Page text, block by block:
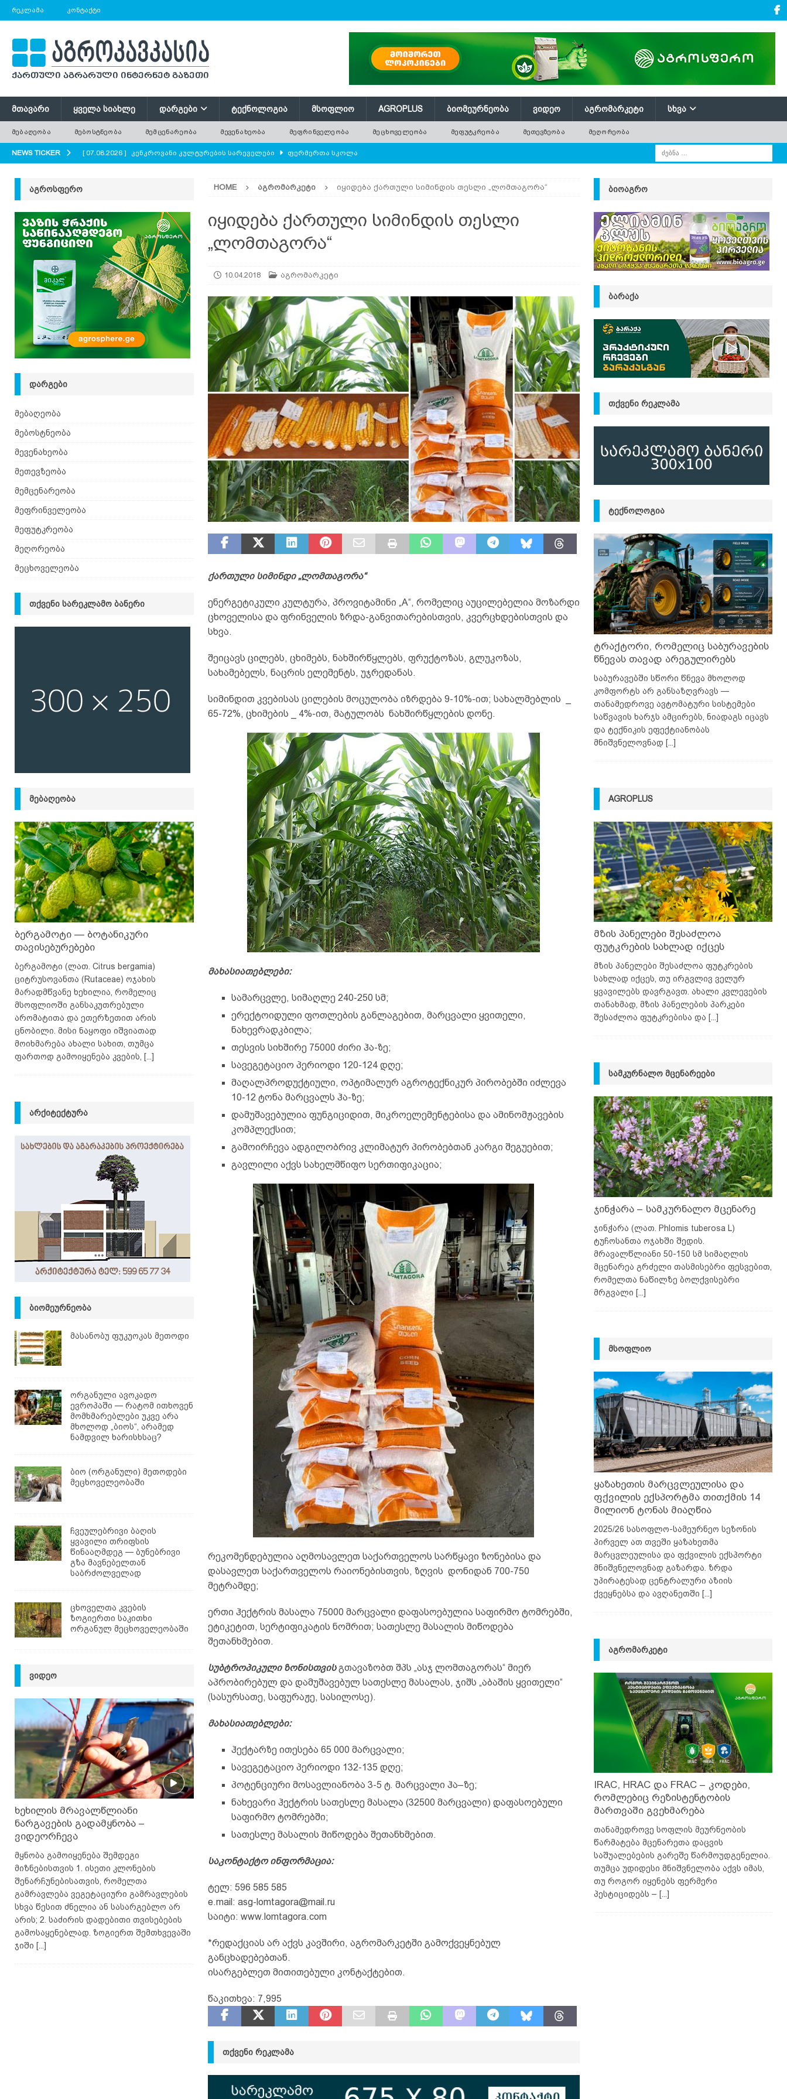
ᲠᲔᲙᲚᲐᲛᲐ ᲙᲝᲜᲢᲐᲥᲢᲘ
ᲛᲗᲐᲕᲐᲠᲘ ᲧᲕᲔᲚᲐ ᲡᲘᲐᲮᲚᲔ ᲓᲐᲠᲒᲔᲑᲘ ᲢᲔᲥᲜᲝᲚᲝᲒᲘᲐ ᲛᲡᲝᲤᲚᲘᲝ AGROPLUS ᲑᲘᲝᲛᲔᲣᲠᲜᲔᲝᲑᲐ ᲕᲘᲓᲔᲝ ᲐᲒᲠᲝᲛᲐᲠᲙᲔᲢᲘ ᲡᲮᲕᲐ
ᲛᲔᲑᲐᲦᲔᲝᲑᲐ ᲛᲔᲑᲝᲡᲢᲜᲔᲝᲑᲐ ᲛᲔᲛᲪᲔᲜᲐᲠᲔᲝᲑᲐ ᲛᲔᲕᲔᲜᲐᲮᲔᲝᲑᲐ ᲛᲔᲤᲠᲘᲜᲕᲔᲚᲔᲝᲑᲐ ᲛᲔᲪᲮᲝᲕᲔᲚᲔᲝᲑᲐ ᲛᲔᲤᲣᲢᲙᲠᲔᲝᲑᲐ ᲛᲔᲗᲔᲕᲖᲔᲝᲑᲐ ᲛᲔᲦᲝᲠᲔᲝᲑᲐ
NEWS TICKER [ 07.08.2026 ] კენკროვანი კულტურების სარეველები ᲤᲔᲠᲛᲔᲠᲗᲐ ᲡᲙᲝᲚᲐ
რატომ ტოვებენ ფერმერები მინდორში გამხმარ ხეებს? AGROPLUS
[ 07.08.2026 ] გნოლის ბიოლოგიური თავისებურებები და პროდუქტიულობა ᲛᲔᲤᲠᲘᲜᲕᲔᲚᲔᲝᲑᲐ
[ 07.08.2026 ] პოლონეთში ხილის მოსავლის მნიშვნელოვან შემცირებას პროგნოზირებენ
HOME ᲐᲒᲠᲝᲛᲐᲠᲙᲔᲢᲘ იყიდება ქართული სიმინდის თესლი „ლომთაგორა“
იყიდება ქართული სიმინდის თესლი
„ლომთაგორა“
10.04.2018 აგრომარკეტი
ქართული სიმინდი „ლომთაგორა“
ენერგეტიკული კულტურა, პროვიტამინი „A“, რომელიც აუცილებელია მოზარდი
ცხოველისა და ფრინველის ზრდა-განვითარებისთვის, კვერცხდებისთვის და
სხვა.
შეიცავს ცილებს, ცხიმებს, ნახშირწყლებს, ფრუქტოზას, გლუკოზას,
სახამებელს, ნაცრის ელემენტს, უჯრედანას.
სიმინდით კვებისას ცილების მოცულობა იზრდება 9-10%-ით; სახალმებლის _
65-72%, ცხიმების _ 4%-ით, მატულობს ნახშირწყლების დონე.
მახასიათებლები:
სამარცვლე, სიმაღლე 240-250 სმ;
ერექტოიდული ფოთლების განლაგებით, მარცვალი ყვითელი,
ნახევრადკბილა;
თესვის სიხშირე 75000 ძირი ჰა-ზე;
სავეგეტაციო პერიოდი 120-124 დღე;
მაღალპროდუქტიული, ოპტიმალურ აგროტექნიკურ პირობებში იძლევა
10-12 ტონა მარცვალს ჰა-ზე;
დამუშავებულია ფუნგიციდით, მიკროელემენტებისა და ამინომჟავების
კომპლექსით;
გამოირჩევა ადგილობრივ კლიმატურ პირობებთან კარგი შეგუებით;
გავლილი აქვს სახელმწიფო სერთიფიკაცია;
რეკომენდებულია აღმოსავლეთ საქართველოს სარწყავი ზონებისა და
დასავლეთ საქართველოს რაიონებისთვის, ზღვის დონიდან 700-750
მეტრამდე;
ერთი ჰექტრის მასალა 75000 მარცვალი დაფასოებულია საფირმო ტომრებში,
ეტიკეტით, სერტიფიკატის ნომრით; სათესლე მასალის მიწოდება
შეთანხმებით.
სუბტროპიკული ზონისთვისგთავაზობთ შპს „ასჯ ლომთაგორას“ მიერ
აპრობირებულ და დამუშავებულ სათესლე მასალას, ჯიშს „აბაშის ყვითელი“
(სასურსათე, საფურაჟე, სასილოსე).
მახასიათებლები:
ჰექტარზე ითესება 65 000 მარცვალი;
სავეგეტაციო პერიოდი 132-135 დღე;
პოტენციური მოსავლიანობა 3-5 ტ. მარცვალი ჰა–ზე;
ნახევარი ჰექტრის სათესლე მასალა (32500 მარცვალი) დაფასოებული
საფირმო ტომრებში;
სათესლე მასალის მიწოდება შეთანხმებით.
საკონტაქტო ინფორმაცია:
ტელ: 596 585 585
e.mail: asg-lomtagora@mail.ru
საიტი: www.lomtagora.com
*რედაქციას არ აქვს კავშირი, აგრომარკეტში გამოქვეყნებულ
განცხადებებთან.
ისარგებლეთ მითითებული კონტაქტებით.
წაკითხვა: 7,995
ᲗᲥᲕᲔᲜᲘ ᲠᲔᲙᲚᲐᲛᲐ
ᲐᲒᲠᲝᲡᲤᲔᲠᲝ
ᲓᲐᲠᲒᲔᲑᲘ
მებაღეობა
მებოსტნეობა
მევენახეობა
მეთევზეობა
მემცენარეობა
მეფრინველეობა
მეფუტკრეობა
მეღორეობა
მეცხოველეობა
ᲗᲥᲕᲔᲜᲘ ᲡᲐᲠᲔᲙᲚᲐᲛᲝ ᲑᲐᲜᲔᲠᲘ
ᲛᲔᲑᲐᲦᲔᲝᲑᲐ
ბერგამოტი — ბოტანიკური
თავისებურებები
ბერგამოტი (ლათ. Citrus bergamia)
ციტრუსოვანთა (Rutaceae) ოჯახის
მარადმწვანე ხეხილია, რომელიც
მსოფლიოში განსაკუთრებული
არომატითა და ეთერზეთით არის
ცნობილი. მისი ნაყოფი იშვიათად
მოიხმარება ახალი სახით, თუმცა
ფართოდ გამოიყენება კვების,
[...]
ᲐᲠᲥᲘᲢᲔᲥᲢᲣᲠᲐ
ᲑᲘᲝᲛᲔᲣᲠᲜᲔᲝᲑᲐ
მასანობუ ფუკუოკას მეთოდი
ორგანული ავოკადო
ევროპაში — რატომ ითხოვენ
მომხმარებლები უკვე არა
მხოლოდ „ბიოს“, არამედ
ნამდვილ ხარისხსაც?
ბიო (ორგანული) მეთოდები
მეცხოველეობაში
ჩვეულებრივი ბაღის
ყვავილი თრიფსის
წინააღმდეგ — ბუნებრივი
გზა მავნებელთან
საბრძოლველად
ცხოველთა კვების
ზოგიერთი საკითხი
ორგანულ მეცხოველეობაში
ᲕᲘᲓᲔᲝ
ხეხილის მრავალწლიანი
ნარგავების გადამყნობა –
ვიდეორჩევა
მყნობა გამოიყენება შემდეგი
მიზნებისთვის 1. ისეთი კლონების
შენარჩუნებისათვის, რომელთა
გამრავლება ვეგეტაციური გამრავლების
სხვა წესით ძნელია ან სასარგებლო არ
არის; 2. საძირის დადებითი თვისებების
გამოსაყენებლად. ზოგიერთ შემთხვევაში
ჯიში [...]
ᲑᲘᲝᲐᲒᲠᲝ
ᲑᲐᲠᲐᲥᲐ
ᲗᲥᲕᲔᲜᲘ ᲠᲔᲙᲚᲐᲛᲐ
ᲢᲔᲥᲜᲝᲚᲝᲒᲘᲐ
ტრაქტორი, რომელიც საბურავების
წნევას თავად არეგულირებს
საბურავებში სწორი წნევა მხოლოდ
კომფორტს არ განსაზღვრავს —
თანამედროვე ავტომატური სისტემები
საწვავის ხარჯს ამცირებს, ნიადაგს იცავს
და ტექნიკის ეფექტიანობას
მნიშვნელოვნად [...]
AGROPLUS
მზის პანელები შესაძლოა
ფუტკრების სახლად იქცეს
მზის პანელები შესაძლოა ფუტკრების
სახლად იქცეს, თუ ირგვლივ ველურ
ყვავილებს დავრგავთ. ახალი კვლევების
თანახმად, მზის პანელების პარკები
შესაძლოა ფუტკრებისა და [...]
ᲡᲐᲛᲙᲣᲠᲜᲐᲚᲝ ᲛᲪᲔᲜᲐᲠᲔᲔᲑᲘ
ჯინჭარა – სამკურნალო მცენარე
ჯინჭარა (ლათ. Phlomis tuberosa L)
ტუჩოსანთა ოჯახში შედის.
მრავალწლიანი 50-150 სმ სიმაღლის
მცენარეა გრძელი თასმისებრი ფესვებით,
რომელთა ნაწილზე ბოლქვისებრი
მრგვალი [...]
ᲛᲡᲝᲤᲚᲘᲝ
ყაზახეთის მარცვლეულისა და
ფქვილის ექსპორტმა თითქმის 14
მილიონ ტონას მიაღწია
2025/26 სასოფლო-სამეურნეო სეზონის
პირველ ათ თვეში ყაზახეთმა
მარცვლეულისა და ფქვილის ექსპორტი
მნიშვნელოვნად გაზარდა. ზრდა
უპირატესად ცენტრალური აზიის
ქვეყნებსა და ავღანეთში [...]
ᲐᲒᲠᲝᲛᲐᲠᲙᲔᲢᲘ
IRAC, HRAC და FRAC – კოდები,
რომლებიც რეზისტენტობის
მართვაში გვეხმარება
თანამედროვე სოფლის მეურნეობის
წარმატება მცენარეთა დაცვის
საშუალებების გარეშე წარმოუდგენელია.
თუმცა უდიდესი მნიშვნელობა აქვს იმას,
თუ როგორ იყენებს ფერმერი
პესტიციდებს – [...]